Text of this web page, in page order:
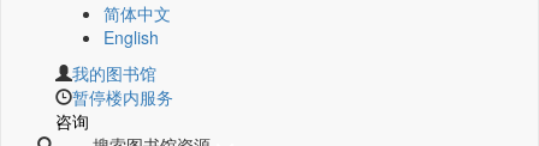
简体中文
English
我的图书馆
暂停楼内服务
咨询